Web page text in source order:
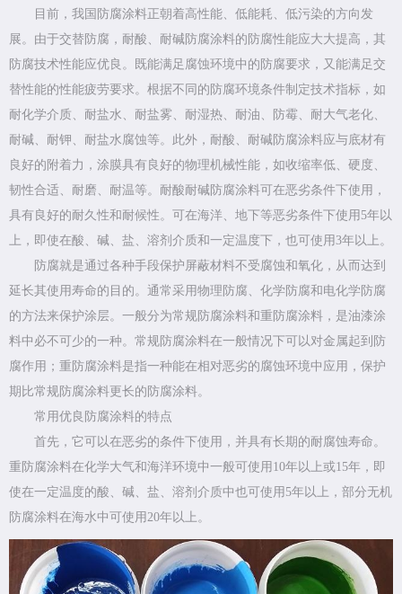
目前，我国防腐涂料正朝着高性能、低能耗、低污染的方向发
展。由于交替防腐，耐酸、耐碱防腐涂料的防腐性能应大大提高，其
防腐技术性能应优良。既能满足腐蚀环境中的防腐要求，又能满足交
替性能的性能疲劳要求。根据不同的防腐环境条件制定技术指标，如
耐化学介质、耐盐水、耐盐雾、耐湿热、耐油、防霉、耐大气老化、
耐碱、耐钾、耐盐水腐蚀等。此外，耐酸、耐碱防腐涂料应与底材有
良好的附着力，涂膜具有良好的物理机械性能，如收缩率低、硬度、
韧性合适、耐磨、耐温等。耐酸耐碱防腐涂料可在恶劣条件下使用，
具有良好的耐久性和耐候性。可在海洋、地下等恶劣条件下使用5年以
上，即使在酸、碱、盐、溶剂介质和一定温度下，也可使用3年以上。
防腐就是通过各种手段保护屏蔽材料不受腐蚀和氧化，从而达到
延长其使用寿命的目的。通常采用物理防腐、化学防腐和电化学防腐
的方法来保护涂层。一般分为常规防腐涂料和重防腐涂料，是油漆涂
料中必不可少的一种。常规防腐涂料在一般情况下可以对金属起到防
腐作用；重防腐涂料是指一种能在相对恶劣的腐蚀环境中应用，保护
期比常规防腐涂料更长的防腐涂料。
常用优良防腐涂料的特点
首先，它可以在恶劣的条件下使用，并具有长期的耐腐蚀寿命。
重防腐涂料在化学大气和海洋环境中一般可使用10年以上或15年，即
使在一定温度的酸、碱、盐、溶剂介质中也可使用5年以上，部分无机
防腐涂料在海水中可使用20年以上。